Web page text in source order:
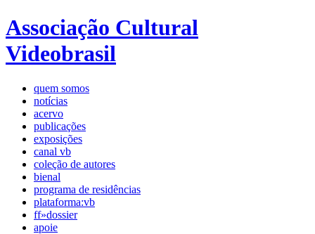
Associação Cultural
Videobrasil
quem somos
notícias
acervo
publicações
exposições
canal vb
coleção de autores
bienal
programa de residências
plataforma:vb
ff»dossier
apoie